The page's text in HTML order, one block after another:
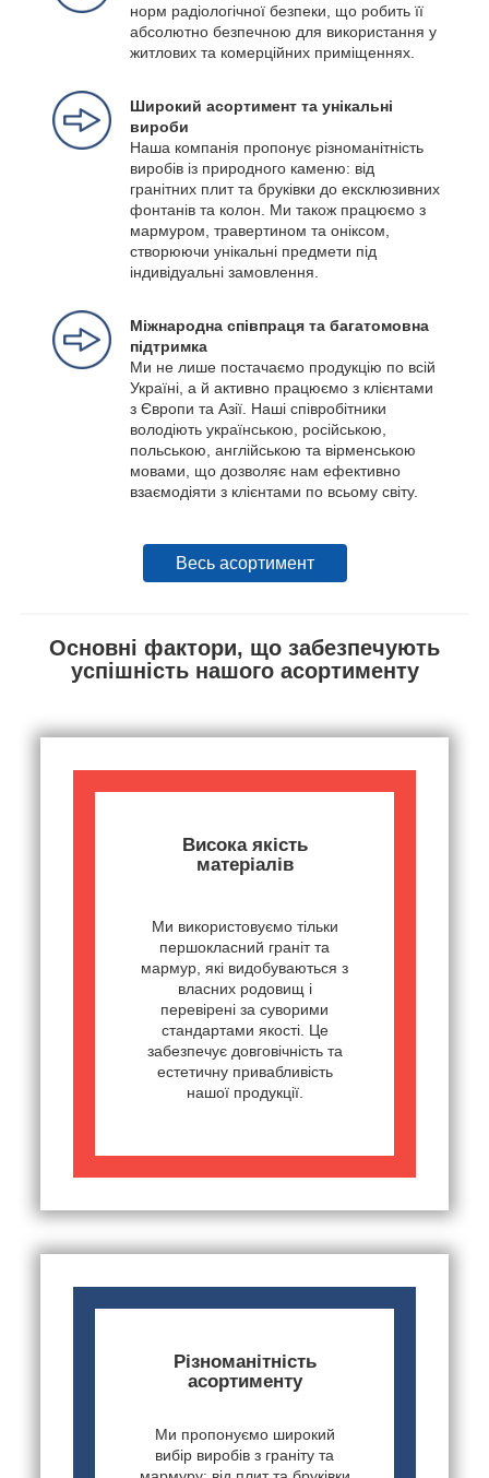
норм радіологічної безпеки, що робить її
абсолютно безпечною для використання у
житлових та комерційних приміщеннях.
Широкий асортимент та унікальні
вироби
Наша компанія пропонує різноманітність
виробів із природного каменю: від
гранітних плит та бруківки до ексклюзивних
фонтанів та колон. Ми також працюємо з
мармуром, травертином та оніксом,
створюючи унікальні предмети під
індивідуальні замовлення.
Міжнародна співпраця та багатомовна
підтримка
Ми не лише постачаємо продукцію по всій
Україні, а й активно працюємо з клієнтами
з Європи та Азії. Наші співробітники
володіють українською, російською,
польською, англійською та вірменською
мовами, що дозволяє нам ефективно
взаємодіяти з клієнтами по всьому світу.
Весь асортимент
Основні фактори, що забезпечують
успішність нашого асортименту
Висока якість
матеріалів
Ми використовуємо тільки
першокласний граніт та
мармур, які видобуваються з
власних родовищ і
перевірені за суворими
стандартами якості. Це
забезпечує довговічність та
естетичну привабливість
нашої продукції.
Різноманітність
асортименту
Ми пропонуємо широкий
вибір виробів з граніту та